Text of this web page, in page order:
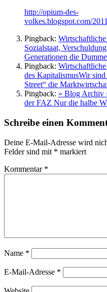
http://opium-des-
volkes.blogspot.com/
Pingback:
Sozialstaat,
Generationen die
Pingback:
des KapitalismusWir
Street“ die
Pingback: » Blog Archiv
der FAZ Nur die halbe
Schreibe einen
Deine E-Mail-Adresse wird
Felder sind mit * markiert
Kommentar *
Name *
E-Mail-Adresse *